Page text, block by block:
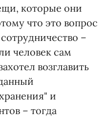
которые они
что это вопрос
–
человек сам
возглавить
и
– тогда